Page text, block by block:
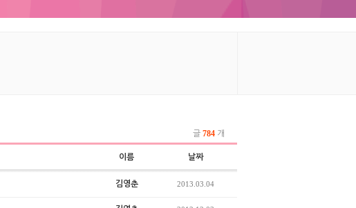
글 784 개
이름 날짜
김영춘 2013.03.04